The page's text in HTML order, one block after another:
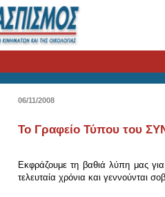
06/11/2008
Το Γραφείο Τύπου του
Εκφράζουμε τη βαθιά λύπη μας
τελευταία χρόνια και γεννούνται